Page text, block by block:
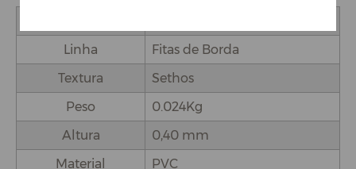
Linha
Fitas de Borda
Textura
Sethos
Peso
0.024Kg
Altura
0,40 mm
Material
PVC